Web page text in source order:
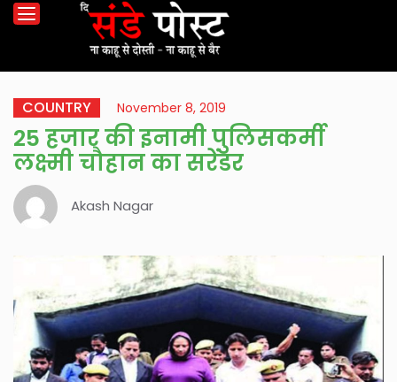
COUNTRY November 8, 2019
25 हजार की इनामी पुलिसकर्मी
लक्ष्मी चौहान का सरेंडर
Akash Nagar